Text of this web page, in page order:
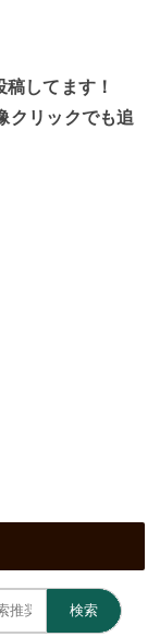
してます！
クリックでも追
検索